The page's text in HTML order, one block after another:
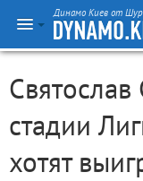
Динамо Киев от
стадии
хотят